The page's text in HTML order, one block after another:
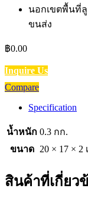
นอกเขตพื้นที่
ขนส่ง
฿0.00
Inquire Us
Compare
Specification
น้ำหนัก 0.3 กก.
ขนาด
20 × 17 × 2
สินค้าที่เกี่ยว